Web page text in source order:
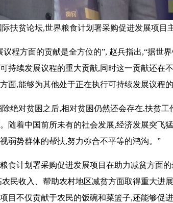
际扶贫论坛,世界粮食计划署采购促进发展项目
议程方面的贡献是全方位的”, 赵兵指出,“据世
持续发展议程的重大贡献,同时这一贡献还在
面,能够为其他处于正在执行可持续发展议程
绝对贫困之后,相对贫困仍然还会存在,扶贫
随着中国前所未有的社会发展,经济发展突飞
弱势群体的帮扶,努力弥合不平等的鸿沟。”
食计划署采购促进发展项目在助力减贫方面
民收入、帮助农村地区减贫方面取得重大进
目不仅贡献于农民的饭碗和菜篮子,还能够促